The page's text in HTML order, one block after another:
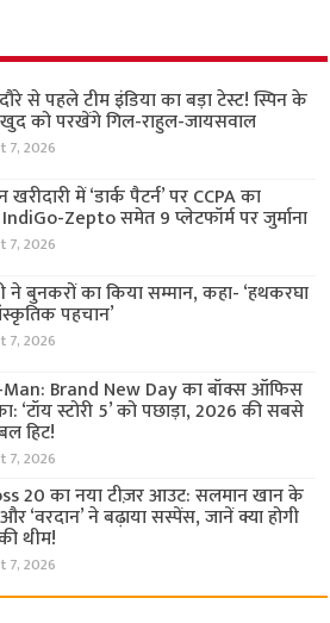
से पहले टीम इंडिया का बड़ा टेस्ट! स्पिन के
को परखेंगे गिल-राहुल-जायसवाल
7, 2026
में ‘डार्क पैटर्न’ पर CCPA का
Zepto समेत 9 प्लेटफॉर्म पर जुर्माना
7, 2026
ने बुनकरों का किया सम्मान, कहा- ‘हथकरघा
पहचान’
7, 2026
Brand New Day का बॉक्स ऑफिस
‘टॉय स्टोरी 5’ को पछाड़ा, 2026 की सबसे
हिट!
7, 2026
20 का नया टीज़र आउट: सलमान खान के
और ‘वरदान’ ने बढ़ाया सस्पेंस, जानें क्या होगी
थीम!
7, 2026